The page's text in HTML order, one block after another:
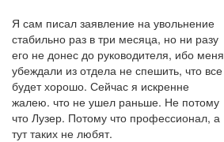
Я сам писал заявление на увольнение
стабильно раз в три месяца, но ни разу
его не донес до руководителя, ибо меня
убеждали из отдела не спешить, что все
будет хорошо. Сейчас я искренне
жалею. что не ушел раньше. Не потому
что Лузер. Потому что профессионал, а
тут таких не любят.